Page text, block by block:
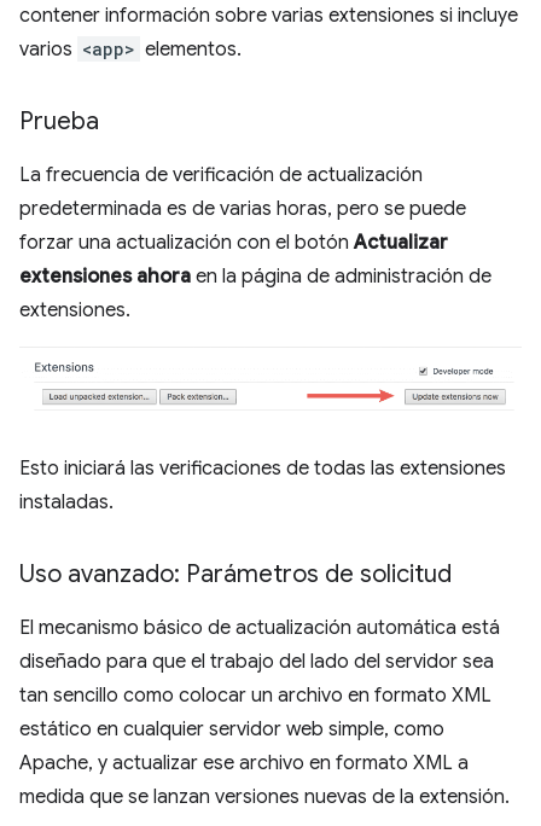
contener información sobre varias extensiones si incluye
varios <app> elementos.
Prueba
La frecuencia de verificación de actualización
predeterminada es de varias horas, pero se puede
forzar una actualización con el botónActualizar
extensiones ahora en la página de administración de
extensiones.
Esto iniciará las verificaciones de todas las extensiones
instaladas.
Uso avanzado: Parámetros de solicitud
El mecanismo básico de actualización automática está
diseñado para que el trabajo del lado del servidor sea
tan sencillo como colocar un archivo en formato XML
estático en cualquier servidor web simple, como
Apache, y actualizar ese archivo en formato XML a
medida que se lanzan versiones nuevas de la extensión.